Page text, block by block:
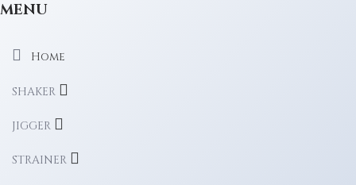
MENU
Home
SHAKER
JIGGER
STRAINER